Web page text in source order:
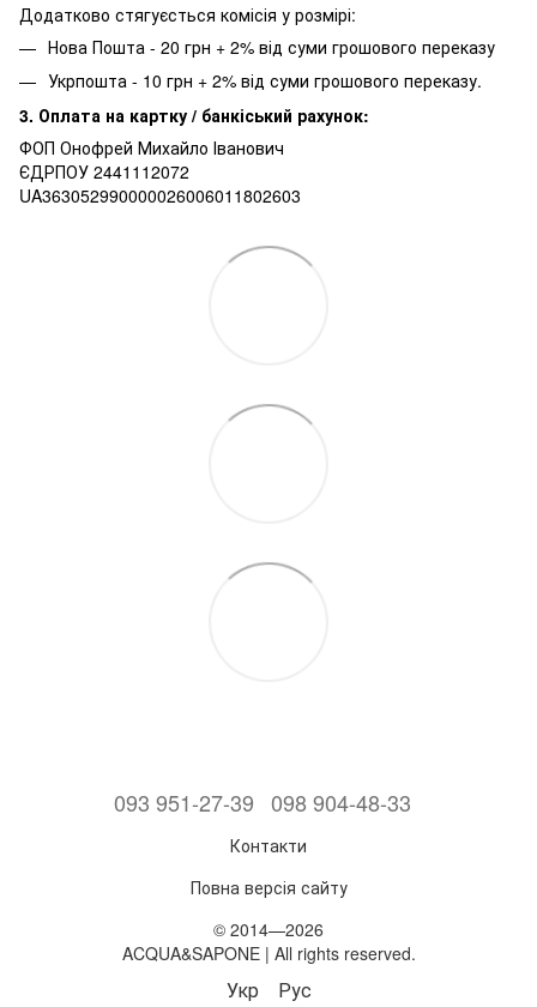
Додатково стягуєсться комісія у розмірі:
Нова Пошта - 20 грн + 2% від суми грошового переказу
Укрпошта - 10 грн + 2% від суми грошового переказу.
3. Оплата на картку / банкіський рахунок:
ФОП Онофрей Михайло Іванович
ЄДРПОУ 2441112072
UA363052990000026006011802603
093 951-27-39 098 904-48-33
Контакти
Повна версія сайту
© 2014—2026
ACQUA&SAPONE | All rights reserved.
Укр Рус